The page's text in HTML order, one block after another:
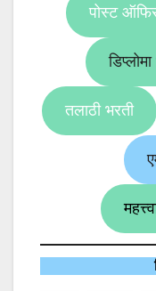
पोस्ट
तलाठी भरती